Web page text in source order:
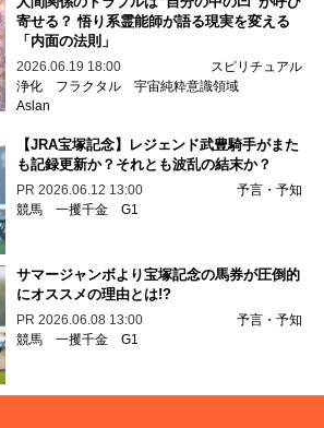
寄せる？ 悟り系霊能師が語る現実を変える
「内面の法則」
2026.06.19 18:00
スピリチュアル
浄化
フラクタル 宇宙純粋意識領域
Aslan
【JRA宝塚記念】レジェンド武豊騎手がまた
も記録更新か？それとも波乱の結末か？
PR 2026.06.12 13:00
予言・予知
競馬 一攫千金 G1
サマージャンボより宝塚記念の馬券が圧倒的
にオススメの理由とは!?
PR 2026.06.08 13:00
予言・予知
競馬 一攫千金 G1